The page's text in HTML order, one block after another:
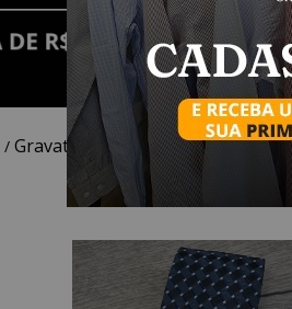
/ Gravatas Tradicional